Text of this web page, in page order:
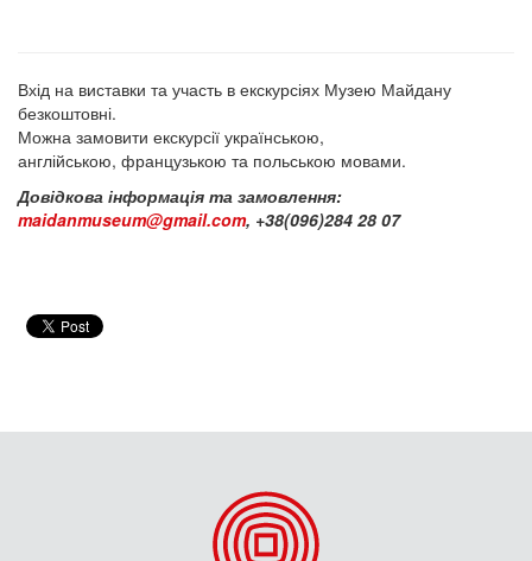
Вхід на виставки та участь в екскурсіях Музею Майдану
безкоштовні.
Можна замовити екскурсії українською,
англійською, французькою та польською мовами.
Довідкова інформація та замовлення:
maidanmuseum@gmail.com, +38(096)284 28 07